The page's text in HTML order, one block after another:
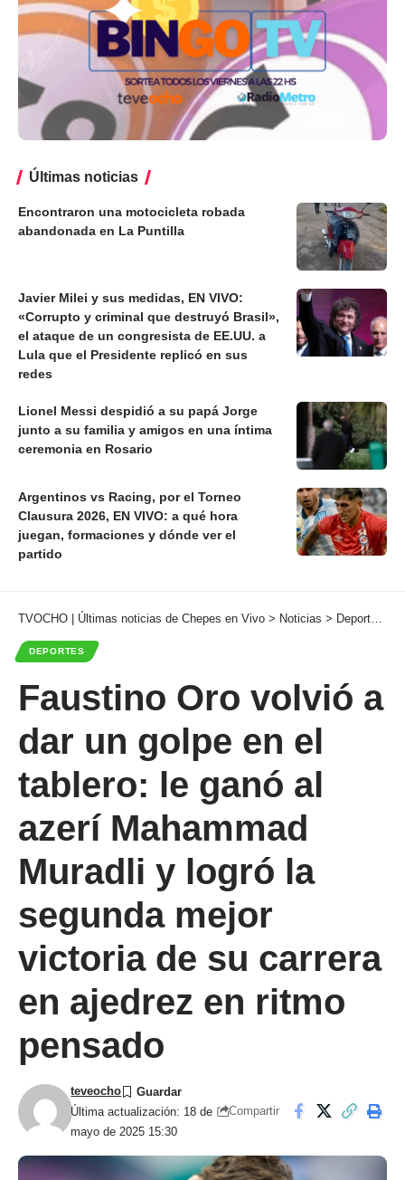
Últimas noticias
Encontraron una motocicleta robada
abandonada en La Puntilla
Javier Milei y sus medidas, EN VIVO:
«Corrupto y criminal que destruyó Brasil»,
el ataque de un congresista de EE.UU. a
Lula que el Presidente replicó en sus
redes
Lionel Messi despidió a su papá Jorge
junto a su familia y amigos en una íntima
ceremonia en Rosario
Argentinos vs Racing, por el Torneo
Clausura 2026, EN VIVO: a qué hora
juegan, formaciones y dónde ver el
partido
TVOCHO | Últimas noticias de Chepes en Vivo > Noticias > Deportes
DEPORTES
Faustino Oro volvió a
dar un golpe en el
tablero: le ganó al
azerí Mahammad
Muradli y logró la
segunda mejor
victoria de su carrera
en ajedrez en ritmo
pensado
Última actualización: 18 de
mayo de 2025 15:30
teveocho
Compartir